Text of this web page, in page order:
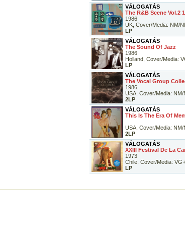
VÁLOGATÁS
The R&B Scene Vol.2
1986
UK, Cover/Media: NM/
LP
VÁLOGATÁS
The Sound Of Jazz
1986
Holland, Cover/Media:
LP
VÁLOGATÁS
The Vocal Group
1986
USA, Cover/Media:
2LP
VÁLOGATÁS
This Is The Era Of
USA, Cover/Media: NM/
2LP
VÁLOGATÁS
XXIII Festival De La
1973
Chile, Cover/Media:
LP